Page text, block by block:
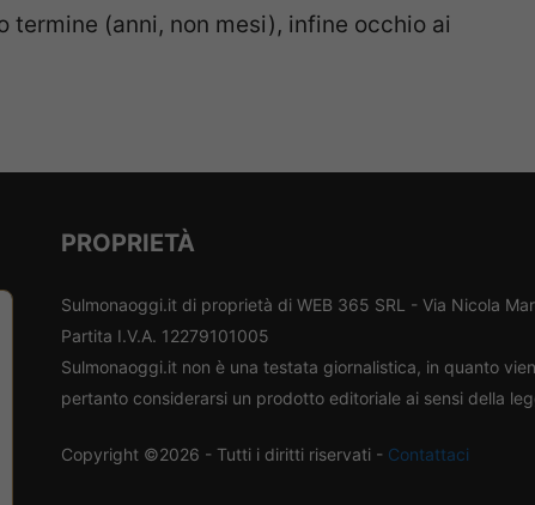
termine (anni, non mesi), infine occhio ai
PROPRIETÀ
Sulmonaoggi.it di proprietà di WEB 365 SRL - Via Nicola
Partita I.V.A. 12279101005
Sulmonaoggi.it non è una testata giornalistica, in quanto
pertanto considerarsi un prodotto editoriale ai sensi della
Copyright ©2026 - Tutti i diritti riservati - Contattaci